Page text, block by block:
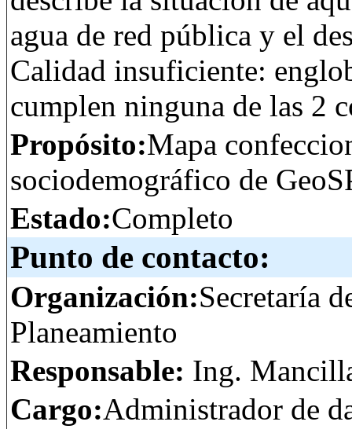
agua de red pública y el
Calidad insuficiente:
cumplen ninguna de las 2
Propósito:Mapa
sociodemográfico de
Estado:Completo
Punto de contacto:
Organización:Secretaría
Planeamiento
Responsable: Ing.
Cargo:Administrador de